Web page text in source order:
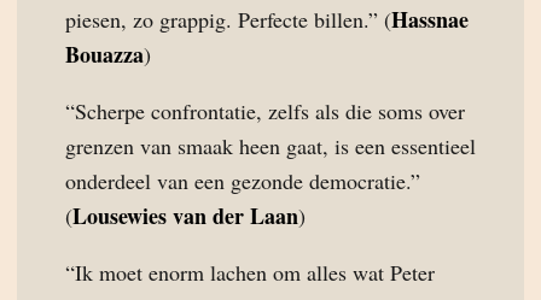
piesen, zo grappig. Perfecte billen.” (Hassnae
Bouazza)
“Scherpe confrontatie, zelfs als die soms over
grenzen van smaak heen gaat, is een essentieel
onderdeel van een gezonde democratie.”
(Lousewies van der Laan)
“Ik moet enorm lachen om alles wat Peter